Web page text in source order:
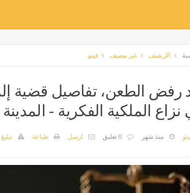
الارشيف غير مصنف فيتو
رفض الطعن، تفاصيل قضية
نزاع الملكية الفكرية -
منذ شهر 0 تعليق ارسل طباعة تبليغ